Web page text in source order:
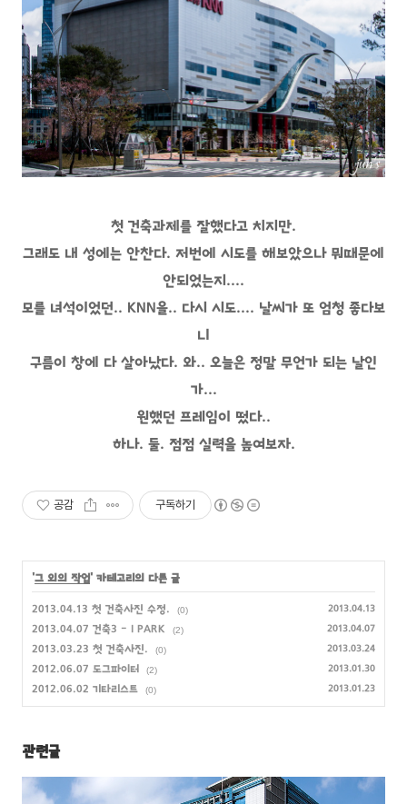
첫 건축과제를 잘했다고 치지만.
그래도 내 성에는 안찬다. 저번에 시도를 해보았으나 뭐때문에
안되었는지....
모를 녀석이었던.. KNN을.. 다시 시도.... 날씨가 또 엄청 좋다보
니
구름이 창에 다 살아났다. 와.. 오늘은 정말 무언가 되는 날인
가...
원했던 프레임이 떴다..
하나. 둘. 점점 실력을 높여보자.
공감 구독하기
'그 외의 작업 ' 카테고리의 다른 글
2013.04.13 첫 건축사진 수정. (0) 2013.04.13
2013.04.07 건축3 - I PARK (2) 2013.04.07
2013.03.23 첫 건축사진. (0) 2013.03.24
2012.06.07 도그파이터 (2) 2013.01.30
2012.06.02 기타리스트 (0) 2013.01.23
관련글